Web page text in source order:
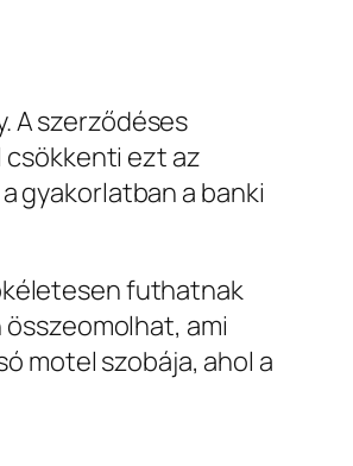
A szerződéses
csökkenti ezt az
gyakorlatban a banki
futhatnak
ami
motel szobája, ahol a